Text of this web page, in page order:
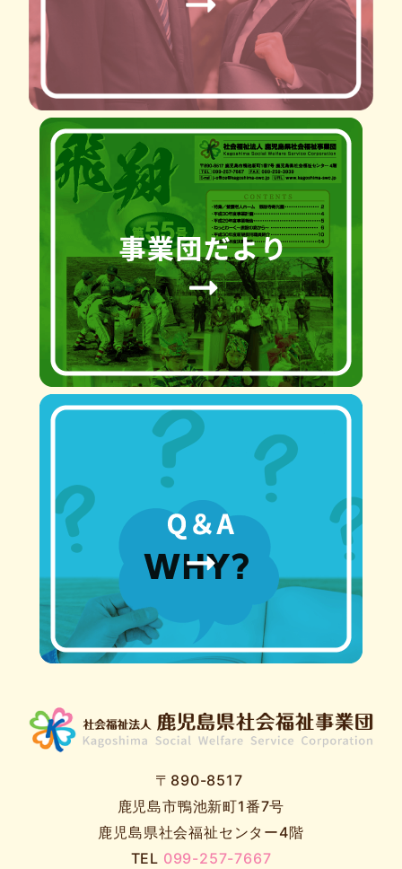
〒890-8517
鹿児島市鴨池新町1番7号
鹿児島県社会福祉センター4階
TEL 099-257-7667